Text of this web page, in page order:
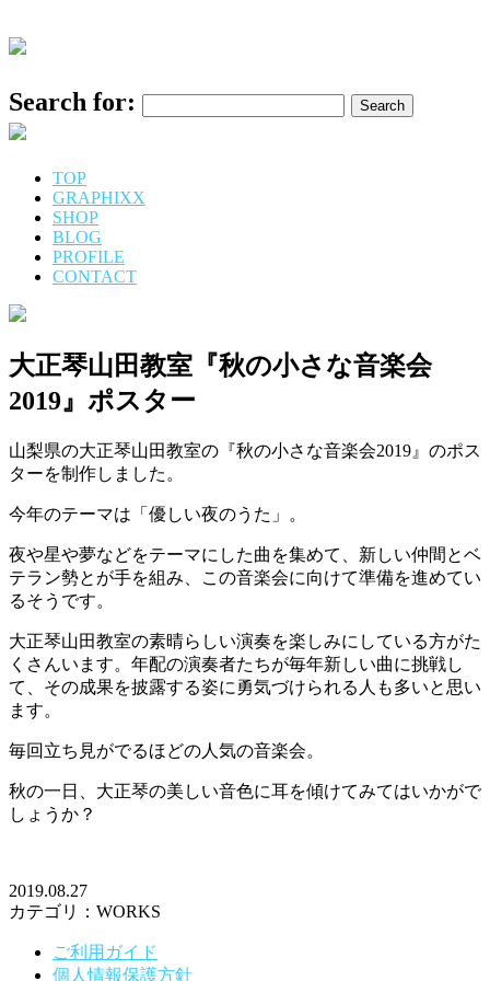
Search for:
TOP
GRAPHIXX
SHOP
BLOG
PROFILE
CONTACT
大正琴山田教室『秋の小さな音楽会
2019』ポスター
山梨県の大正琴山田教室の『秋の小さな音楽会2019』のポス
ターを制作しました。
今年のテーマは「優しい夜のうた」。
夜や星や夢などをテーマにした曲を集めて、新しい仲間とベ
テラン勢とが手を組み、この音楽会に向けて準備を進めてい
るそうです。
大正琴山田教室の素晴らしい演奏を楽しみにしている方がた
くさんいます。年配の演奏者たちが毎年新しい曲に挑戦し
て、その成果を披露する姿に勇気づけられる人も多いと思い
ます。
毎回立ち見がでるほどの人気の音楽会。
秋の一日、大正琴の美しい音色に耳を傾けてみてはいかがで
しょうか？
2019.08.27
カテゴリ：WORKS
ご利用ガイド
個人情報保護方針